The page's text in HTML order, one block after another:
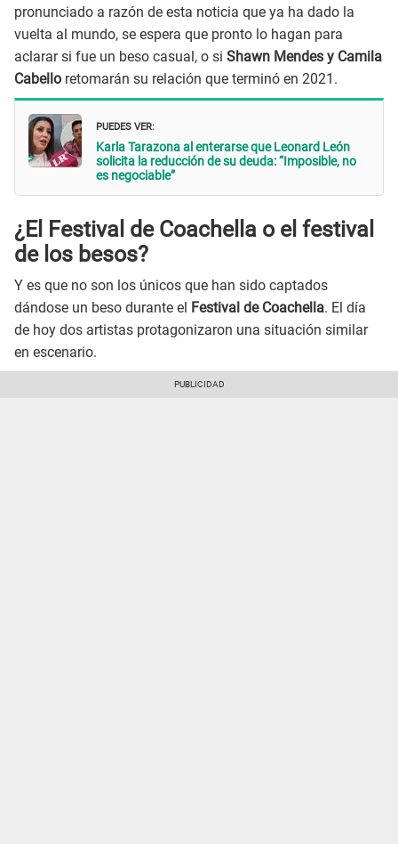
pronunciado a razón de esta noticia que ya ha dado la
vuelta al mundo, se espera que pronto lo hagan para
aclarar si fue un beso casual, o si Shawn Mendes y Camila
Cabello retomarán su relación que terminó en 2021.
PUEDES VER:
Karla Tarazona al enterarse que Leonard León
solicita la reducción de su deuda: “Imposible, no
es negociable”
¿El Festival de Coachella o el festival
de los besos?
Y es que no son los únicos que han sido captados
dándose un beso durante el Festival de Coachella. El día
de hoy dos artistas protagonizaron una situación similar
en escenario.